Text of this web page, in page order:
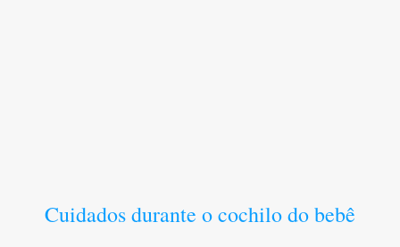
Cuidados durante o cochilo do bebê